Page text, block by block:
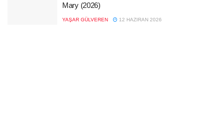
Mary (2026)
YAŞAR GÜLVEREN 12 HAZIRAN 2026